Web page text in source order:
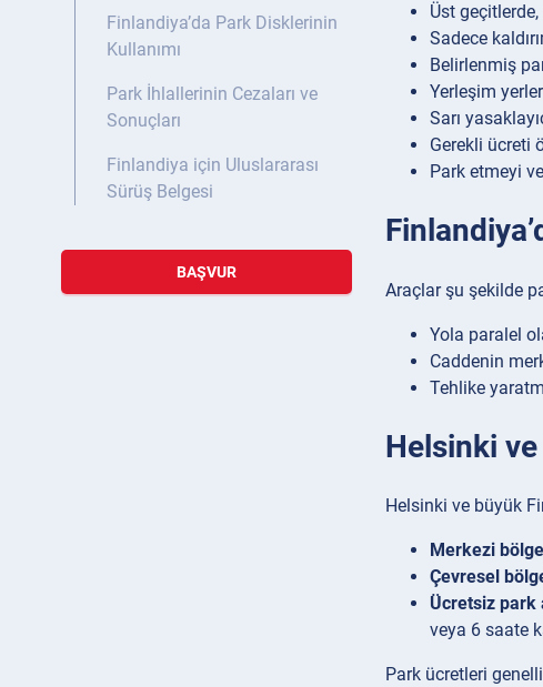
Finlandiya’da Park Disklerinin
Kullanımı
Park İhlallerinin Cezaları ve
Sonuçları
Finlandiya için Uluslararası
Sürüş Belgesi
BAŞVUR
Üst
Sadece
Belirlenmiş
Yerleşim
Sarı
Gerekli ücreti
Park etmeyi
Araçlar şu şekilde
Yola paralel
Caddenin
Tehlike
Helsinki
Helsinki ve büyük
Merkezi
Çevresel
Ücretsiz park
veya 6 saate
Park ücretleri